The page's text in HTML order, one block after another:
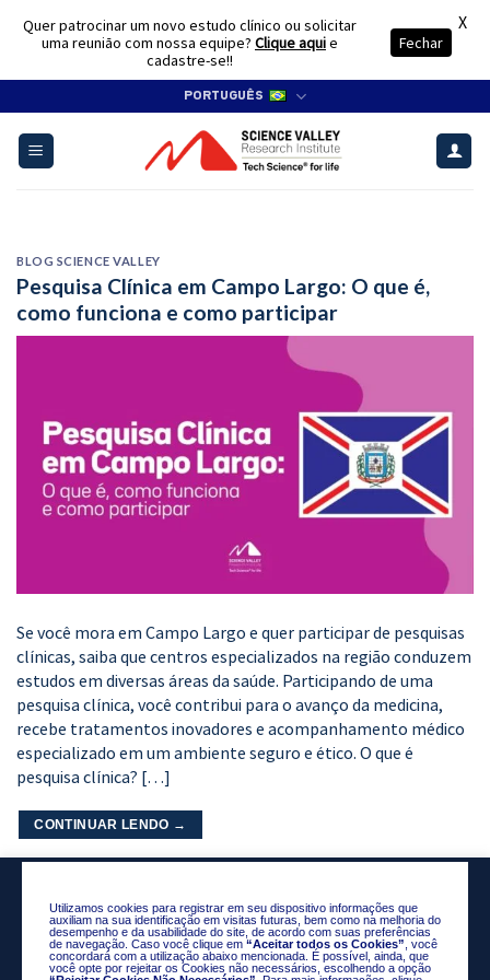
content
PORTUGUÊS
BLOG SCIENCE VALLEY
Pesquisa Clínica em Campo Largo: O que é,
como funciona e como participar
Se você mora em Campo Largo e quer participar de pesquisas
clínicas, saiba que centros especializados na região conduzem
estudos em diversas áreas da saúde. Participando de uma
pesquisa clínica, você contribui para o avanço da medicina,
recebe tratamentos inovadores e acompanhamento médico
especializado em um ambiente seguro e ético. O que é
pesquisa clínica? […]
CONTINUAR LENDO →
Utilizamos cookies para registrar em seu dispositivo informações que
auxiliam na sua identificação em visitas futuras, bem como na melhoria do
desempenho e da usabilidade do site, de acordo com suas preferências
de navegação. Caso você clique em “Aceitar todos os Cookies” , você
concordará com a utilização abaixo mencionada. É possível, ainda, que
você opte por rejeitar os Cookies não necessários, escolhendo a opção
Quer patrocinar um novo estudo clínico ou solicitar
uma reunião com nossa equipe? Clique aquie
cadastre-se!!
Fechar
X